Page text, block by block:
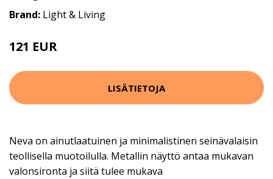
Brand: Light & Living
121 EUR
LISÄTIETOJA
Neva on ainutlaatuinen ja minimalistinen seinävalaisin
teollisella muotoilulla. Metallin näyttö antaa mukavan
valonsironta ja siitä tulee mukava